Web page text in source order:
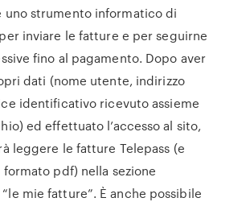
uno strumento informatico di
inviare le fatture e per seguirne
fino al pagamento. Dopo aver
dati (nome utente, indirizzo
identificativo ricevuto assieme
ed effettuato l’accesso al sito,
leggere le fatture Telepass (e
pdf) nella sezione
mie fatture”. È anche possibile